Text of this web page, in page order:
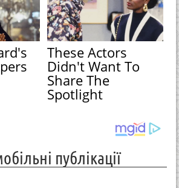
These Actors
Didn't Want To
Share The
Spotlight
публікації